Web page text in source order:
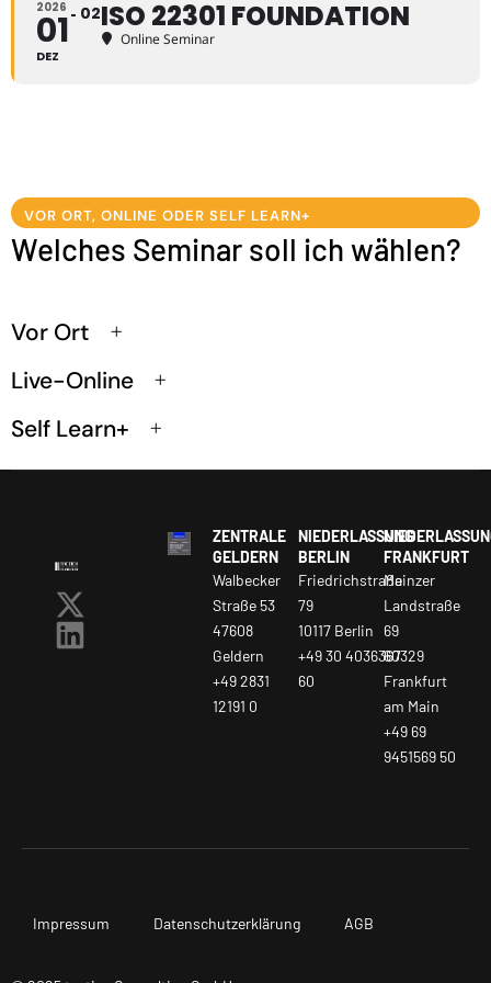
2026
01
DEZ
02ISO 22301 FOUNDATION
Online Seminar
VOR ORT, ONLINE ODER SELF LEARN+
Welches Seminar soll ich wählen?
Vor Ort
Live-Online
Self Learn+
ZENTRALE
GELDERN
Walbecker
Straße 53
47608
Geldern
+49 2831
12191 0
NIEDERLASSUNG
BERLIN
Friedrichstraße
79
10117 Berlin
+49 30 4036367
60
FRANKFURT
Mainzer
Landstraße
69
60329
Frankfurt
am Main
+49 69
9451569 50
Impressum Datenschutzerklärung AGB